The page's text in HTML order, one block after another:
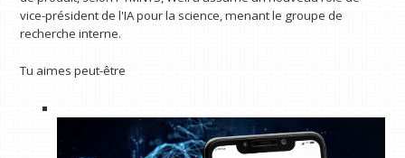
vice-président de l'IA pour la science, menant le groupe de
recherche interne.
Tu aimes peut-être